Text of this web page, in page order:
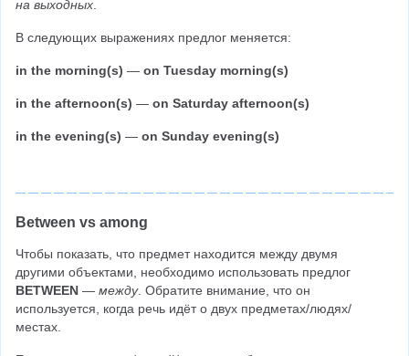
на выходных
В следующих выражениях предлог меняется:
in the morning(s) — on Tuesday morning(s)
in the afternoon(s) — on Saturday afternoon(s)
in the evening(s) — on Sunday evening(s)
Between vs among
Чтобы показать, что предмет находится между двумя
другими объектами, необходимо использовать предлог
BETWEEN — между. Обратите внимание, что он
используется, когда речь идёт о двух предметах/людях/
местах.